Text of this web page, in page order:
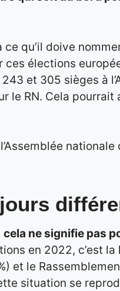
qu’il doive
élections
et 305 sièges à
le RN. Cela pourrait
cela ne signifie pas
en 2022, c’est
et le
situation se